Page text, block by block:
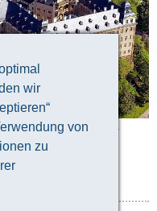
wir
von
zu
© Stadtverwaltung-